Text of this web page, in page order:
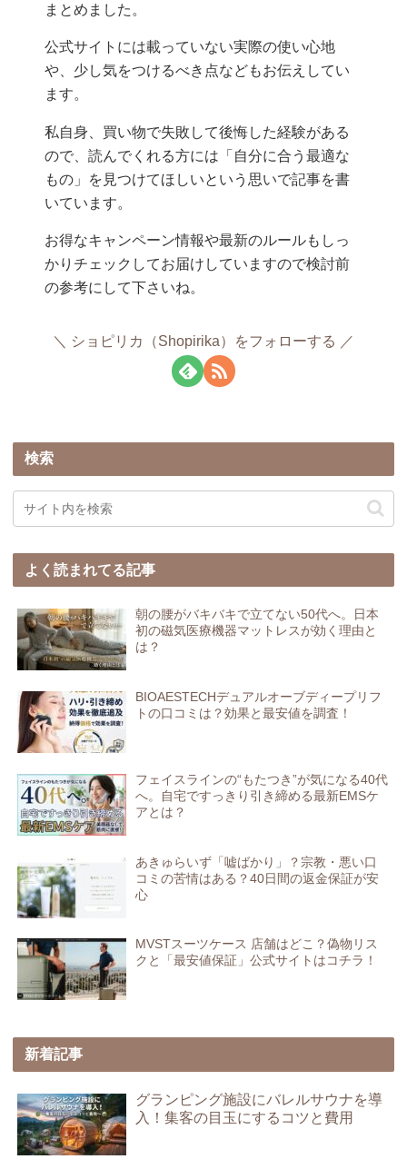
まとめました。
公式サイトには載っていない実際の使い心地
や、少し気をつけるべき点などもお伝えしてい
ます。
私自身、買い物で失敗して後悔した経験がある
ので、読んでくれる方には「自分に合う最適な
もの」を見つけてほしいという思いで記事を書
いています。
お得なキャンペーン情報や最新のルールもしっ
かりチェックしてお届けしていますので検討前
の参考にして下さいね。
ショピリカ（Shopirika）をフォローする
検索
よく読まれてる記事
朝の腰がバキバキで立てない50代へ。日本
初の磁気医療機器マットレスが効く理由と
は？
BIOAESTECHデュアルオーブディープリフ
トの口コミは？効果と最安値を調査！
フェイスラインの“もたつき”が気になる40代
へ。自宅ですっきり引き締める最新EMSケ
アとは？
あきゅらいず「嘘ばかり」？宗教・悪い口
コミの苦情はある？40日間の返金保証が安
心
MVSTスーツケース 店舗はどこ？偽物リス
クと「最安値保証」公式サイトはコチラ！
新着記事
グランピング施設にバレルサウナを導
入！集客の目玉にするコツと費用